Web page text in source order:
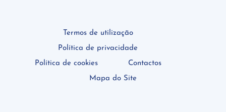
Termos de utilização
Política de privacidade
Política de cookies
Contactos
Mapa do Site